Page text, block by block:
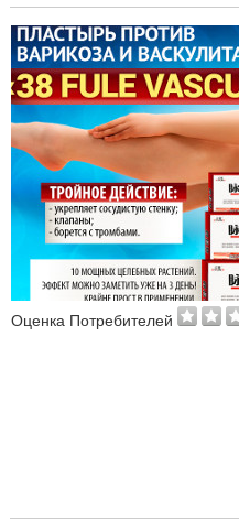
Оценка Потребителей